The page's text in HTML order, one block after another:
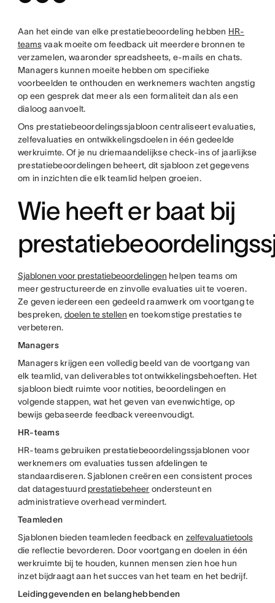
Aan het einde van elke prestatiebeoordeling hebben HR-
teamsvaak moeite om feedback uit meerdere bronnen te
verzamelen, waaronder spreadsheets, e-mails en chats.
Managers kunnen moeite hebben om specifieke
voorbeelden te onthouden en werknemers wachten angstig
op een gesprek dat meer als een formaliteit dan als een
dialoog aanvoelt.
Ons prestatiebeoordelingssjabloon centraliseert evaluaties,
zelfevaluaties en ontwikkelingsdoelen in één gedeelde
werkruimte. Of je nu driemaandelijkse check-ins of jaarlijkse
prestatiebeoordelingen beheert, dit sjabloon zet gegevens
om in inzichten die elk teamlid helpen groeien.
Wie heeft er baat bij
Sjablonen voor prestatiebeoordelingen helpen teams om
meer gestructureerde en zinvolle evaluaties uit te voeren.
Ze geven iedereen een gedeeld raamwerk om voortgang te
bespreken, doelen te stellen en toekomstige prestaties te
verbeteren.
Managers
Managers krijgen een volledig beeld van de voortgang van
elk teamlid, van deliverables tot ontwikkelingsbehoeften. Het
sjabloon biedt ruimte voor notities, beoordelingen en
volgende stappen, wat het geven van evenwichtige, op
bewijs gebaseerde feedback vereenvoudigt.
HR-teams
HR-teams gebruiken prestatiebeoordelingssjablonen voor
werknemers om evaluaties tussen afdelingen te
standaardiseren. Sjablonen creëren een consistent proces
dat datagestuurd prestatiebeheer ondersteunt en
administratieve overhead vermindert.
Teamleden
Sjablonen bieden teamleden feedback en zelfevaluatietools
die reflectie bevorderen. Door voortgang en doelen in één
werkruimte bij te houden, kunnen mensen zien hoe hun
inzet bijdraagt aan het succes van het team en het bedrijf.
Leidinggevenden en belanghebbenden